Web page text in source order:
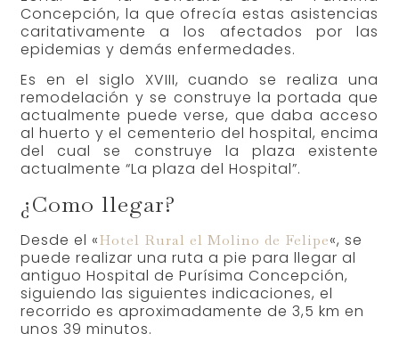
Concepción, la que ofrecía estas asistencias
caritativamente a los afectados por las
epidemias y demás enfermedades.
Es en el siglo XVIII, cuando se realiza una
remodelación y se construye la portada que
actualmente puede verse, que daba acceso
al huerto y el cementerio del hospital, encima
del cual se construye la plaza existente
actualmente “La plaza del Hospital”.
¿Como llegar?
Desde el «Hotel Rural el Molino de Felipe«, se
puede realizar una ruta a pie para llegar al
antiguo Hospital de Purísima Concepción,
siguiendo las siguientes indicaciones, el
recorrido es aproximadamente de 3,5 km en
unos 39 minutos.